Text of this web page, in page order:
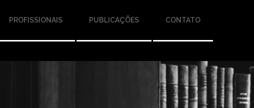
PROFISSIONAIS PUBLICAÇÕES CONTATO